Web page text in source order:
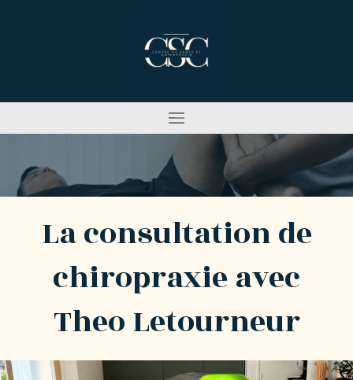
La consultation de
chiropraxie avec
Theo Letourneur